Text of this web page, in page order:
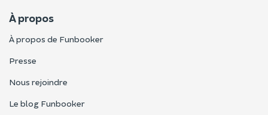
À propos
À propos de Funbooker
Presse
Nous rejoindre
Le blog Funbooker